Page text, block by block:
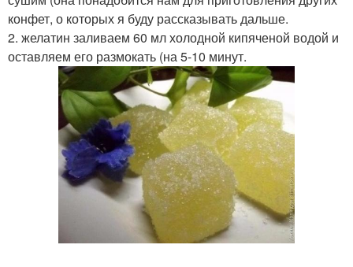
конфет, о которых я буду рассказывать дальше.
2. желатин заливаем 60 мл холодной кипяченой водой и
оставляем его размокать (на 5-10 минут.